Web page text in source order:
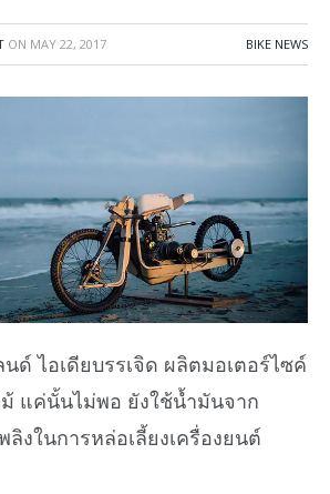
ON MAY 22, 2017 BIKE NEWS
ด์ ไอเดียบรรเจิด ผลิตมอเตอร์ไซค์
ม้ แค่นั้นไม่พอ ยังใช้น้ำมันจาก
ลิงในการหล่อเลี้ยงเครื่องยนต์